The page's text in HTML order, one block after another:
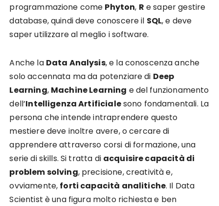
programmazione come Phyton, R e saper gestire
database, quindi deve conoscere il SQL, e deve
saper utilizzare al meglio i software.
Anche la Data Analysis, e la conoscenza anche
solo accennata ma da potenziare di Deep
Learning, Machine Learning e del funzionamento
dell’Intelligenza Artificialesono fondamentali. La
persona che intende intraprendere questo
mestiere deve inoltre avere, o cercare di
apprendere attraverso corsi di formazione, una
serie di skills. Si tratta di acquisire capacità di
problem solving, precisione, creatività e,
ovviamente, forti capacità analitiche. Il Data
Scientist è una figura molto richiesta e ben